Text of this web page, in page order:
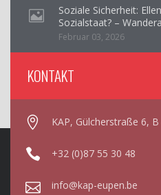
Soziale Sicherheit:
Sozialstaat? –
Februar 03, 2026
KONTAKT
KAP, Gülcherstraße 6,
+32 (0)87 55 30 48
info@kap-eupen.be